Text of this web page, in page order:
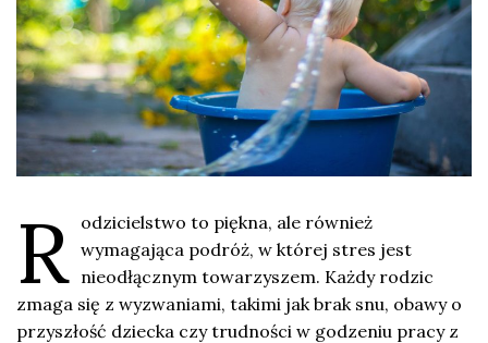
R odzicielstwo to piękna, ale również
wymagająca podróż, w której stres jest
nieodłącznym towarzyszem. Każdy rodzic
zmaga się z wyzwaniami, takimi jak brak snu, obawy o
przyszłość dziecka czy trudności w godzeniu pracy z